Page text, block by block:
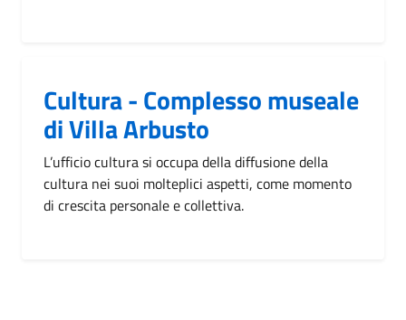
Cultura - Complesso museale
di Villa Arbusto
L’ufficio cultura si occupa della diffusione della
cultura nei suoi molteplici aspetti, come momento
di crescita personale e collettiva.